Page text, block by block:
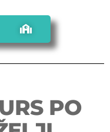
PO